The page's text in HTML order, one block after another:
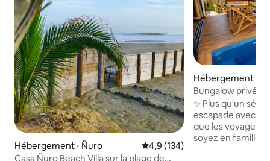
Hébergement ⋅ Ñuro Évaluation moyenne sur la
4,9 (134)
Casa Ñuro Beach Villa sur la plage de
Hébergement ⋅
Bungalow privé
personnalisé
✨ Plus qu'un
escapade avec la
que les
soyez en famille,